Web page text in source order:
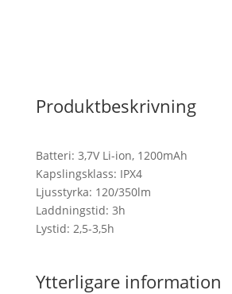
Produktbeskrivning
Batteri: 3,7V Li-ion, 1200mAh
Kapslingsklass: IPX4
Ljusstyrka: 120/350lm
Laddningstid: 3h
Lystid: 2,5-3,5h
Ytterligare information